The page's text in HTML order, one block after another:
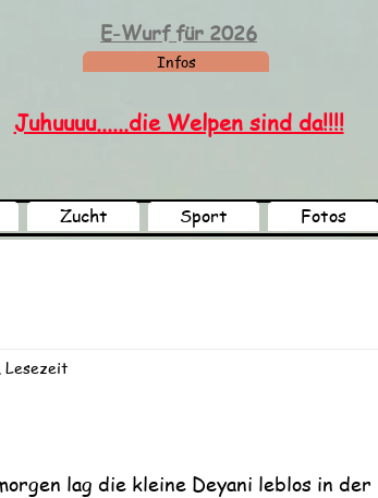
E-Wurf für 2026
Juhuuuu......die Welpen sind da!!!!
Infos
Zucht Sport Fotos
Lesezeit
lag die kleine Deyani leblos in der